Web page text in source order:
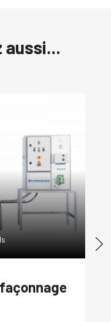
aussi...